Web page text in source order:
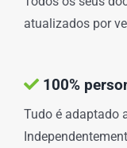
atualizados por
100%
Tudo é adaptado